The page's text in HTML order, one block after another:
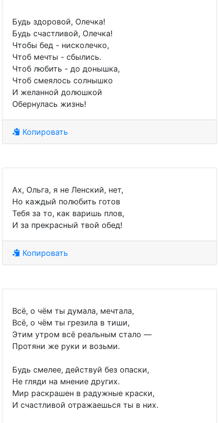
Будь здоровой, Олечка!
Будь счастливой, Олечка!
Чтобы бед - нисколечко,
Чтоб мечты - сбылись.
Чтоб любить - до донышка,
Чтоб смеялось солнышко
И желанной долюшкой
Обернулась жизнь!
Копировать
Ах, Ольга, я не Ленский, нет,
Но каждый полюбить готов
Тебя за то, как варишь плов,
И за прекрасный твой обед!
Копировать
Всё, о чём ты думала, мечтала,
Всё, о чём ты грезила в тиши,
Этим утром всё реальным стало —
Протяни же руки и возьми.
Будь смелее, действуй без опаски,
Не гляди на мнение других.
Мир раскрашен в радужные краски,
И счастливой отражаешься ты в них.